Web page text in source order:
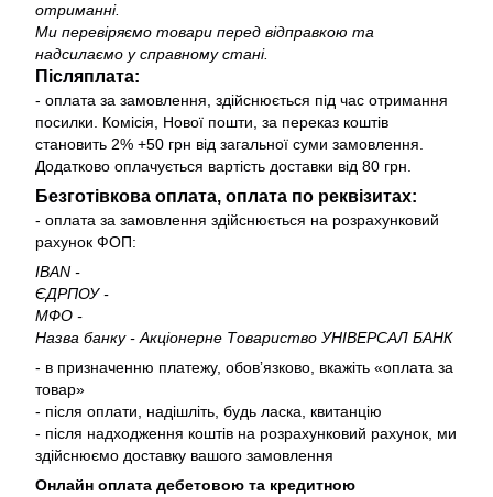
отриманні.
Ми перевіряємо товари перед відправкою та
надсилаємо у справному стані.
Післяплата:
- оплата за замовлення, здійснюється під час отримання
посилки. Комісія, Нової пошти, за переказ коштів
становить 2% +50 грн від загальної суми замовлення.
Додатково оплачується вартість доставки від 80 грн.
Безготівкова оплата, оплата по реквізитах:
- оплата за замовлення здійснюється на розрахунковий
рахунок ФОП:
IBAN -
ЄДРПОУ -
МФО -
Назва банку - Акціонерне Товариство УНІВЕРСАЛ БАНК
- в призначенню платежу, обовʼязково, вкажіть «оплата за
товар»
- після оплати, надішліть, будь ласка, квитанцію
- після надходження коштів на розрахунковий рахунок, ми
здійснюємо доставку вашого замовлення
Онлайн оплата дебетовою та кредитною